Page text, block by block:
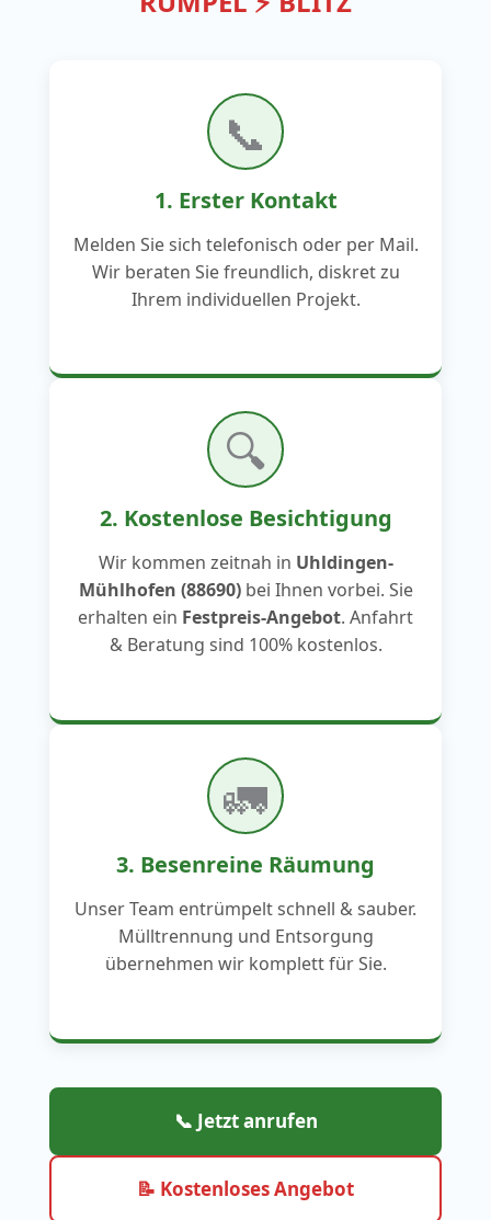
📞
1. Erster Kontakt
Melden Sie sich telefonisch oder per Mail.
Wir beraten Sie freundlich, diskret zu
Ihrem individuellen Projekt.
🔍
2. Kostenlose Besichtigung
Wir kommen zeitnah in Uhldingen-
Mühlhofen (88690)bei Ihnen vorbei. Sie
erhalten ein Festpreis-Angebot. Anfahrt
& Beratung sind 100% kostenlos.
🚛
3. Besenreine Räumung
Unser Team entrümpelt schnell & sauber.
Mülltrennung und Entsorgung
übernehmen wir komplett für Sie.
📞 Jetzt anrufen
📝 Kostenloses Angebot